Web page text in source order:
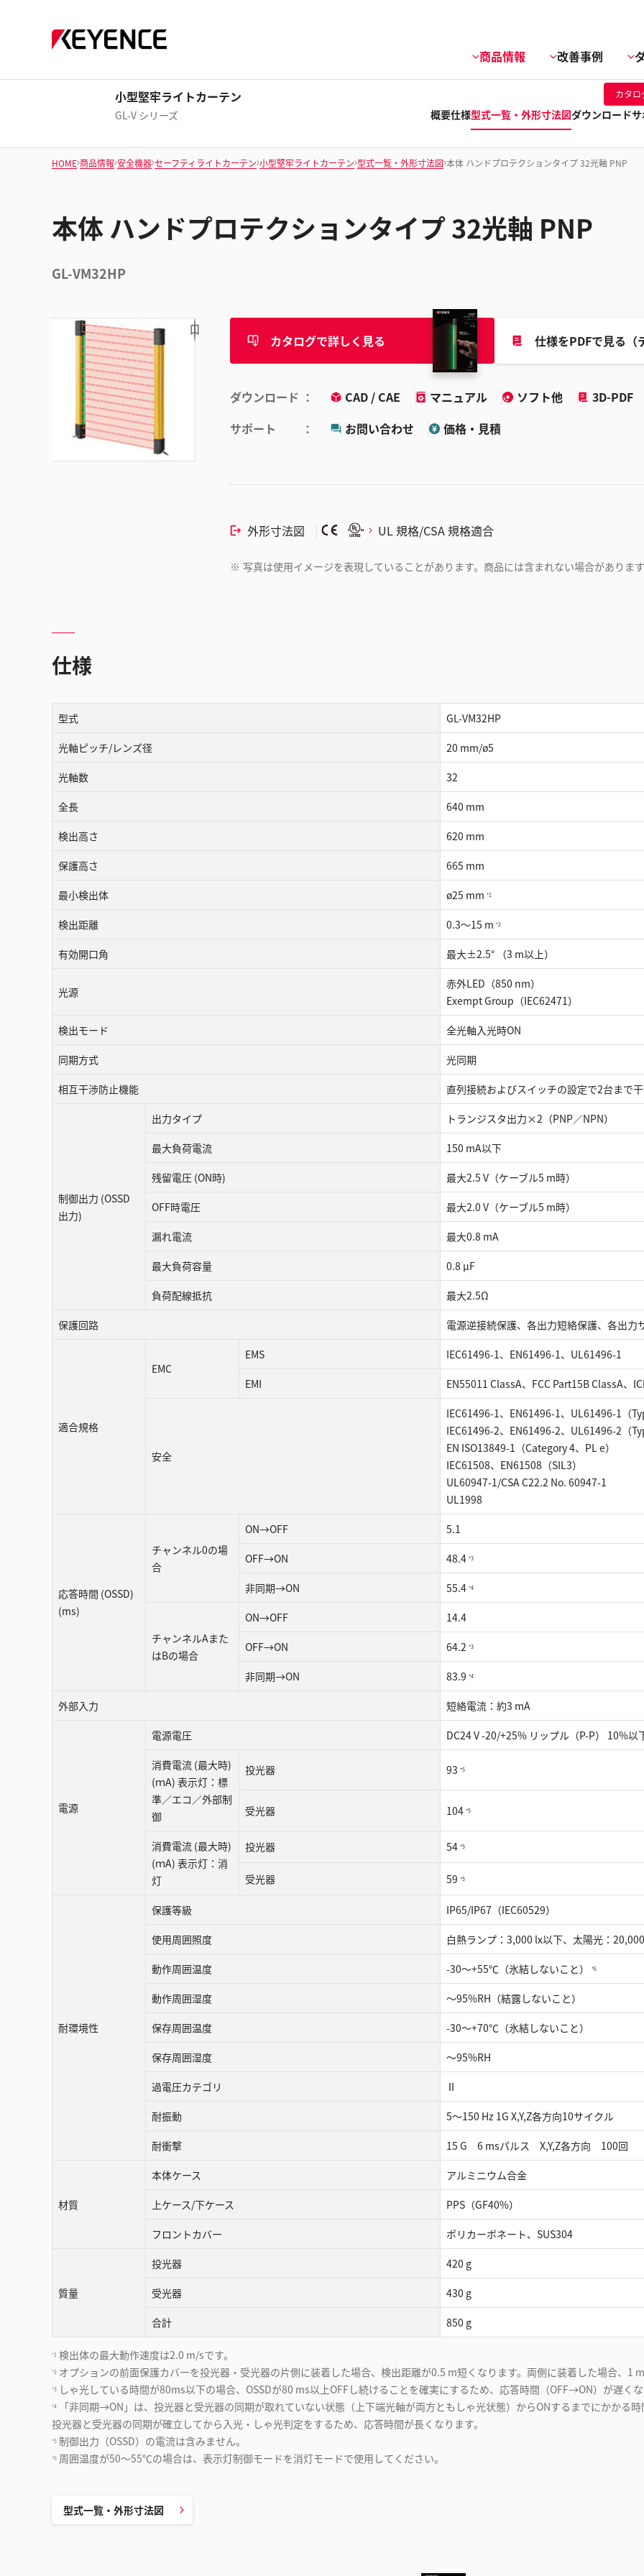
商品情報 改善事例
小型堅牢ライトカーテン
GL-V シリーズ
カタロ
概要仕様型式一覧・外形寸法図ダウンロード
HOME 商品情報 安全機器 セーフティライトカーテン 小型堅牢ライトカーテン 型式一覧・外形寸法図 本体 ハンドプロテクションタイプ 32光軸 PNP
本体 ハンドプロテクションタイプ 32光軸 PNP
GL-VM32HP
カタログで詳しく見る 仕様をPDFで見る（
ダウンロード CAD / CAE マニュアル ソフト他
3D-PDF
サポート
お問い合わせ 価格・見積
外形寸法図 UL 規格/CSA 規格適合
※ 写真は使用イメージを表現していることがあります。商品には含まれない場合がありま
仕様
型式 GL-VM32HP
光軸ピッチ/レンズ径 20 mm/ø5
光軸数 32
全長 640 mm
検出高さ 620 mm
保護高さ 665 mm
最小検出体 ø25 mm *1
検出距離 0.3〜15 m *2
有効開口角 最⼤±2.5° （3 m以上）
光源
⾚外LED（850 nm）
Exempt Group（IEC62471）
検出モード 全光軸⼊光時ON
同期方式 光同期
相互⼲渉防⽌機能 直列接続およびスイッチの設定で2台まで
制御出力 (OSSD
出力)
出力タイプ トランジスタ出⼒×2（PNP／NPN）
最大負荷電流 150 mA以下
残留電圧 (ON時) 最⼤2.5 V（ケーブル5 m時）
OFF時電圧 最⼤2.0 V（ケーブル5 m時）
漏れ電流 最⼤0.8 mA
最大負荷容量 0.8 μF
負荷配線抵抗 最⼤2.5Ω
保護回路 電源逆接続保護、各出⼒短絡保護、各出⼒
適合規格
EMC
EMS IEC61496-1、EN61496-1、UL61496-1
EMI EN55011 ClassA、FCC Part15B ClassA、
安全
IEC61496-1、EN61496-1、UL61496-1（
IEC61496-2、EN61496-2、UL61496-2（
EN ISO13849-1（Category 4、PL e）
IEC61508、EN61508（SIL3）
UL60947-1/CSA C22.2 No. 60947-1
UL1998
応答時間 (OSSD)
(ms)
チャンネル0の場
合
ON→OFF 5.1
OFF→ON 48.4 *3
非同期→ON 55.4 *4
チャンネルAまた
はBの場合
ON→OFF 14.4
OFF→ON 64.2 *3
非同期→ON 83.9 *4
外部入力 短絡電流：約3 mA
電源
電源電圧 DC24 V -20/+25% リップル（P-P） 10%以
消費電流 (最大時)
(ｍA) 表示灯：標
準／エコ／外部制
御
投光器 93 *5
受光器 104 *5
消費電流 (最大時)
(ｍA) 表示灯：消
灯
投光器 54 *5
受光器 59 *5
耐環境性
保護等級 IP65/IP67（IEC60529）
使用周囲照度 ⽩熱ランプ：3,000 lx以下、太陽光：
動作周囲温度 -30〜+55℃（氷結しないこと） *6
動作周囲湿度 〜95%RH（結露しないこと）
保存周囲温度 -30〜+70℃（氷結しないこと）
保存周囲湿度 〜95%RH
過電圧カテゴリ Ⅱ
耐振動 5〜150 Hz 1G X,Y,Z各⽅向10サイクル
耐衝撃 15 G 6 msパルス X,Y,Z各⽅向 100回
材質
本体ケース アルミニウム合金
上ケース/下ケース PPS（GF40%）
フロントカバー ポリカーボネート、SUS304
質量
投光器 420 g
受光器 430 g
合計 850 g
*1 検出体の最大動作速度は2.0 m/sです。
*2 オプションの前⾯保護カバーを投光器・受光器の⽚側に装着した場合、検出距離が0.5 m短くなります。両側に装着した場合、1
*3 しゃ光している時間が80ms以下の場合、OSSDが80 ms以上OFFし続けることを確実にするため、応答時間（OFF→ON）が遅く
*4
「非同期→ON」は、投光器と受光器の同期が取れていない状態（上下端光軸が両方ともしゃ光状態）からONするまでにかかる時
投光器と受光器の同期が確立してから入光・しゃ光判定をするため、応答時間が長くなります。
*5 制御出力（OSSD）の電流は含みません。
*6 周囲温度が50〜55℃の場合は、表示灯制御モードを消灯モードで使⽤してください。
型式一覧・外形寸法図